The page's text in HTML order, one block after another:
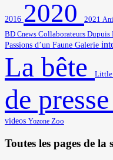
2016 2020 2021
BD Cnews Collaborateurs Dupuis
Passions d’un Faune Galerie
La bête Little
de presse
videos Yozone Zoo
Toutes les pages de la